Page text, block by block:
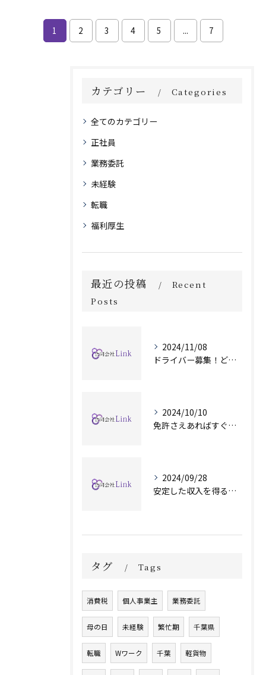
1 2 3 4 5 ... 7
カテゴリー Categories
全てのカテゴリー
正社員
業務委託
未経験
転職
福利厚生
最近の投稿
Recent
Posts
2024/11/08
ドライバー募集！どのような時間帯でも対応可能です！
2024/10/10
免許さえあればすぐ始められます！
2024/09/28
安定した収入を得るために
タグ Tags
消費税 個人事業主 業務委託
母の日 未経験 繁忙期 千葉県
転職 Wワーク 千葉 軽貨物